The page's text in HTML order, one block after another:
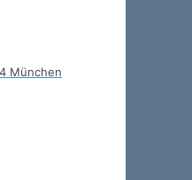
München